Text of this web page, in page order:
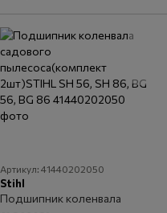
Артикул: 41440202050
Stihl
Подшипник коленвала